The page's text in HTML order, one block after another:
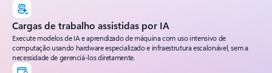
Cargas de trabalho assistidas por IA
Execute modelos de IA e aprendizado de máquina com uso intensivo de
computação usando hardware especializado e infraestrutura escalonável, sem a
necessidade de gerenciá-los diretamente.